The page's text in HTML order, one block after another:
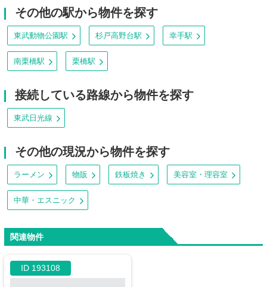
その他の駅から物件を探す
東武動物公園駅 杉戸高野台駅 幸手駅
南栗橋駅 栗橋駅
接続している路線から物件を探す
東武日光線
その他の現況から物件を探す
ラーメン 物販 鉄板焼き 美容室・理容室
中華・エスニック
関連物件
ID 193108